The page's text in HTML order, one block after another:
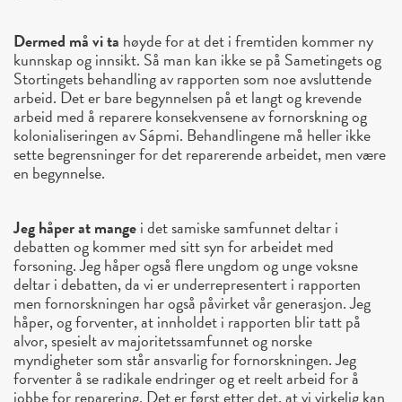
Dermed må vi ta høyde for at det i fremtiden kommer ny
kunnskap og innsikt. Så man kan ikke se på Sametingets og
Stortingets behandling av rapporten som noe avsluttende
arbeid. Det er bare begynnelsen på et langt og krevende
arbeid med å reparere konsekvensene av fornorskning og
kolonialiseringen av Sápmi. Behandlingene må heller ikke
sette begrensninger for det reparerende arbeidet, men være
en begynnelse.
Jeg håper at mangei det samiske samfunnet deltar i
debatten og kommer med sitt syn for arbeidet med
forsoning. Jeg håper også flere ungdom og unge voksne
deltar i debatten, da vi er underrepresentert i rapporten
men fornorskningen har også påvirket vår generasjon. Jeg
håper, og forventer, at innholdet i rapporten blir tatt på
alvor, spesielt av majoritetssamfunnet og norske
myndigheter som står ansvarlig for fornorskningen. Jeg
forventer å se radikale endringer og et reelt arbeid for å